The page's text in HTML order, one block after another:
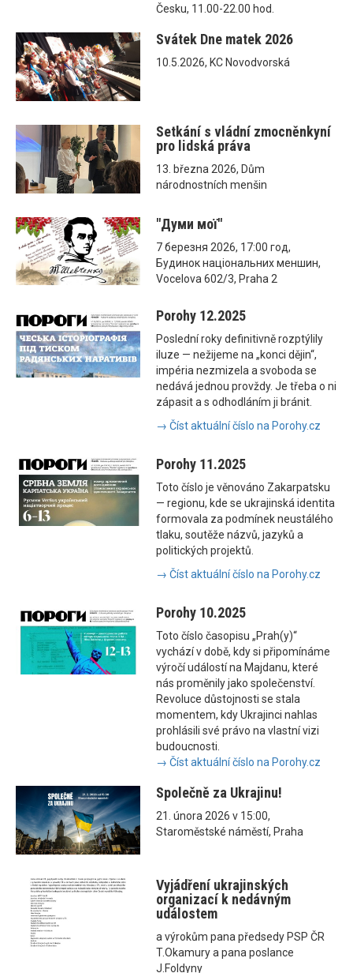
Česku, 11.00-22.00 hod.
Svátek Dne matek 2026
10.5.2026, KC Novodvorská
Setkání s vládní zmocněnkyní
pro lidská práva
13. března 2026, Dům
národnostních menšin
"Думи мої"
7 березня 2026, 17:00 год,
Будинок національних меншин,
Vocelova 602/3, Praha 2
Porohy 12.2025
Poslední roky definitivně rozptýlily
iluze — nežijeme na „konci dějin“,
impéria nezmizela a svoboda se
nedává jednou provždy. Je třeba o ni
zápasit a s odhodláním ji bránit.
→ Číst aktuální číslo na Porohy.cz
Porohy 11.2025
Toto číslo je věnováno Zakarpatsku
— regionu, kde se ukrajinská identita
formovala za podmínek neustálého
tlaku, soutěže názvů, jazyků a
politických projektů.
→ Číst aktuální číslo na Porohy.cz
Porohy 10.2025
Toto číslo časopisu „Prah(y)“
vychází v době, kdy si připomínáme
výročí událostí na Majdanu, které
nás proměnily jako společenství.
Revoluce důstojnosti se stala
momentem, kdy Ukrajinci nahlas
prohlásili své právo na vlastní vizi
budoucnosti.
→ Číst aktuální číslo na Porohy.cz
Společně za Ukrajinu!
21. února 2026 v 15:00,
Staroměstské náměstí, Praha
Vyjádření ukrajinských
organizací k nedávným
událostem
a výrokům pana předsedy PSP ČR
T.Okamury a pana poslance
J.Foldyny